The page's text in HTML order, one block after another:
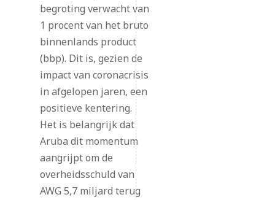
begroting verwacht van
1 procent van het bruto
binnenlands product
(bbp). Dit is, gezien de
impact van coronacrisis
in afgelopen jaren, een
positieve kentering.
Het is belangrijk dat
Aruba dit momentum
aangrijpt om de
overheidsschuld van
AWG 5,7 miljard terug